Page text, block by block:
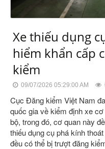
Xe thiếu dụng
hiểm khẩn cấp
kiểm
09/07/2026 05:29:00 AM
Cục Đăng kiểm Việt Nam
quốc gia về kiểm định xe
bộ, trong đó, cơ quan này
thiếu dụng cụ phá kính
đều có thể bị trượt đăng